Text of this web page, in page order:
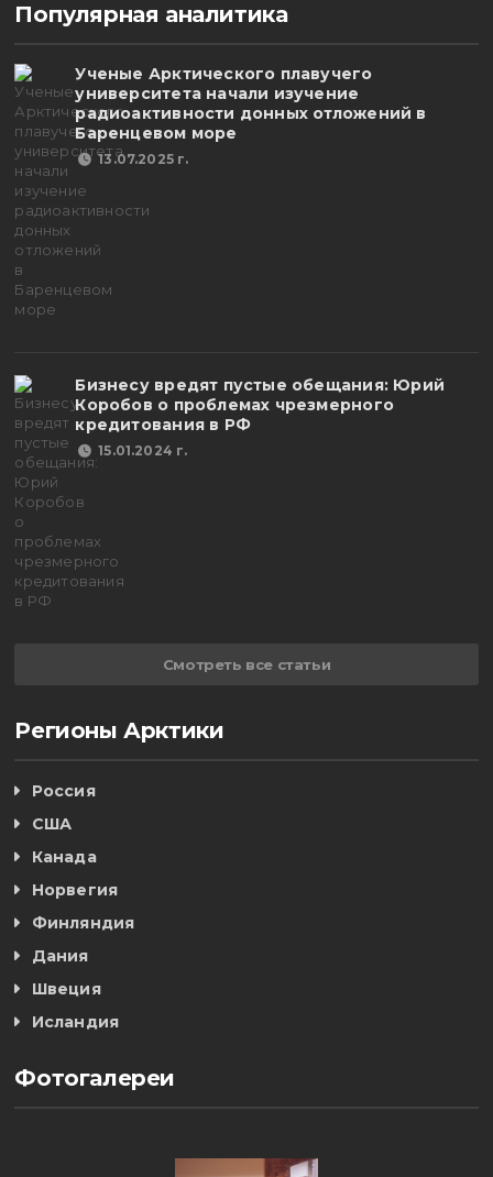
Популярная аналитика
Ученые Арктического плавучего
университета начали изучение
радиоактивности донных отложений в
Баренцевом море
13.07.2025 г.
Бизнесу вредят пустые обещания: Юрий
Коробов о проблемах чрезмерного
кредитования в РФ
15.01.2024 г.
Смотреть все статьи
Регионы Арктики
Россия
США
Канада
Норвегия
Финляндия
Дания
Швеция
Исландия
Фотогалереи